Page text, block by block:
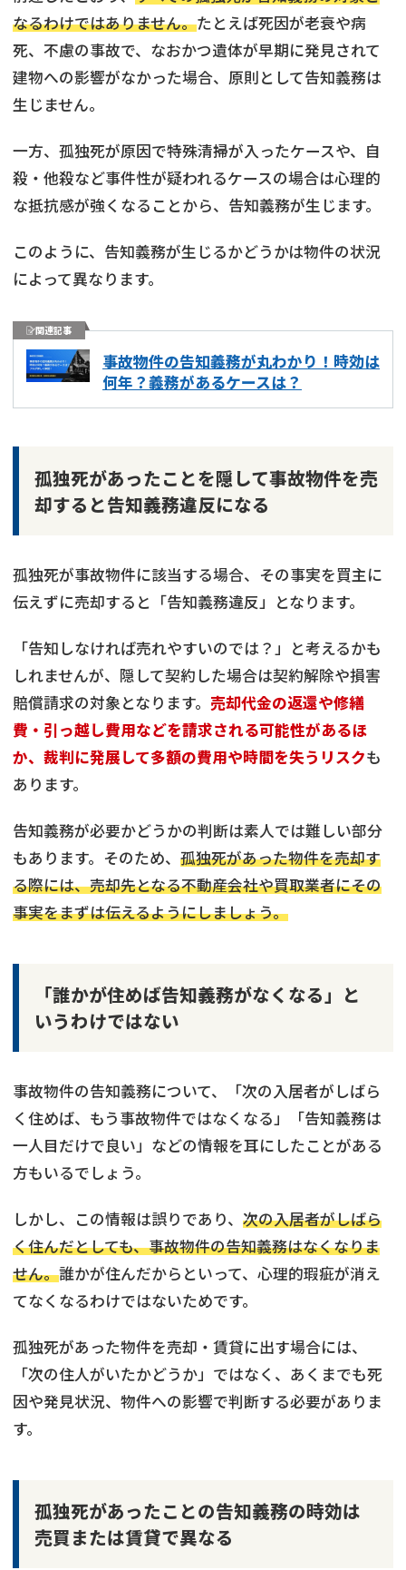
なるわけではありません。たとえば死因が老衰や病
死、不慮の事故で、なおかつ遺体が早期に発見されて
建物への影響がなかった場合、原則として告知義務は
生じません。
一方、孤独死が原因で特殊清掃が入ったケースや、自
殺・他殺など事件性が疑われるケースの場合は心理的
な抵抗感が強くなることから、告知義務が生じます。
このように、告知義務が生じるかどうかは物件の状況
によって異なります。
関連記事
事故物件の告知義務が丸わかり！時効は
何年？義務があるケースは？
孤独死があったことを隠して事故物件を売
却すると告知義務違反になる
孤独死が事故物件に該当する場合、その事実を買主に
伝えずに売却すると「告知義務違反」となります。
「告知しなければ売れやすいのでは？」と考えるかも
しれませんが、隠して契約した場合は契約解除や損害
賠償請求の対象となります。 売却代金の返還や修繕
費・引っ越し費用などを請求される可能性があるほ
か、裁判に発展して多額の費用や時間を失うリスクも
あります。
告知義務が必要かどうかの判断は素人では難しい部分
もあります。そのため、 孤独死があった物件を売却す
る際には、売却先となる不動産会社や買取業者にその
事実をまずは伝えるようにしましょう。
「誰かが住めば告知義務がなくなる」と
いうわけではない
事故物件の告知義務について、「次の入居者がしばら
く住めば、もう事故物件ではなくなる」「告知義務は
一人目だけで良い」などの情報を耳にしたことがある
方もいるでしょう。
しかし、この情報は誤りであり、 次の入居者がしばら
く住んだとしても、事故物件の告知義務はなくなりま
せん。誰かが住んだからといって、心理的瑕疵が消え
てなくなるわけではないためです。
孤独死があった物件を売却・賃貸に出す場合には、
「次の住人がいたかどうか」ではなく、あくまでも死
因や発見状況、物件への影響で判断する必要がありま
す。
孤独死があったことの告知義務の時効は
売買または賃貸で異なる